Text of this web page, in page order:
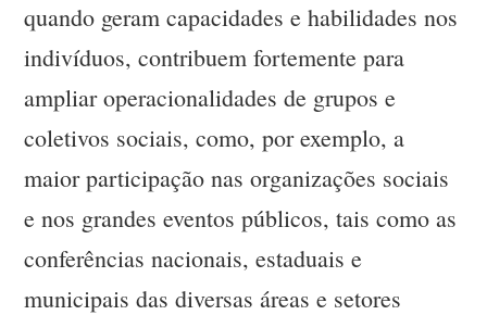
quando geram capacidades e habilidades nos
indivíduos, contribuem fortemente para
ampliar operacionalidades de grupos e
coletivos sociais, como, por exemplo, a
maior participação nas organizações sociais
e nos grandes eventos públicos, tais como as
conferências nacionais, estaduais e
municipais das diversas áreas e setores